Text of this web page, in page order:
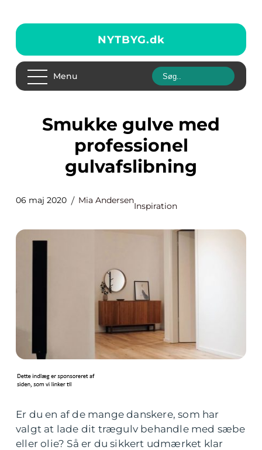
NYTBYG.dk
Menu
Smukke gulve med
professionel
gulvafslibning
06 maj 2020 Mia Andersen
Inspiration
Er du en af de mange danskere, som har
valgt at lade dit trægulv behandle med sæbe
eller olie? Så er du sikkert udmærket klar